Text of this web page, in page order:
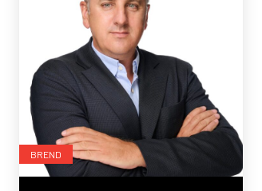
BREND